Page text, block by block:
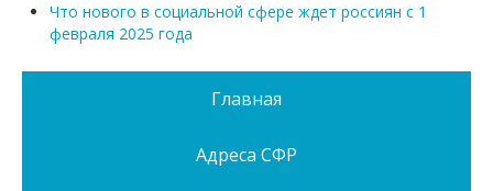
Что нового в социальной сфере ждет россиян с 1
февраля 2025 года
Главная
Адреса СФР